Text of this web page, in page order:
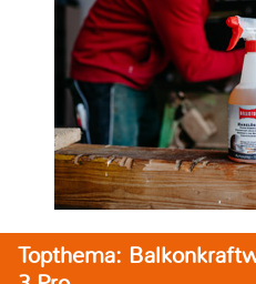
Topthema: